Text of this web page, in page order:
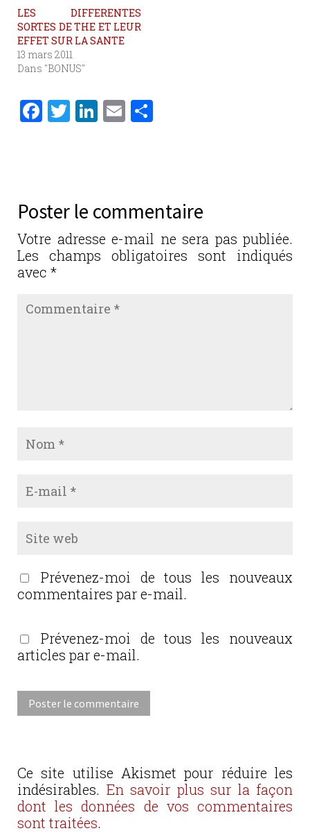
LES DIFFERENTES
SORTES DE THE ET LEUR
EFFET SUR LA SANTE
13 mars 2011
Dans "BONUS"
F
b
o
o
k
T
r
Li
n
E
er
Poster le commentaire
Votre adresse e-mail ne sera pas publiée.
Les champs obligatoires sont indiqués
avec *
Prévenez-moi de tous les nouveaux
commentaires par e-mail.
Prévenez-moi de tous les nouveaux
articles par e-mail.
Ce site utilise Akismet pour réduire les
indésirables. En savoir plus sur la façon
dont les données de vos commentaires
sont traitées.